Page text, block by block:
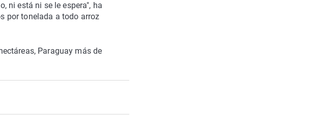
ni está ni se le espera", ha
por tonelada a todo arroz
Paraguay más de